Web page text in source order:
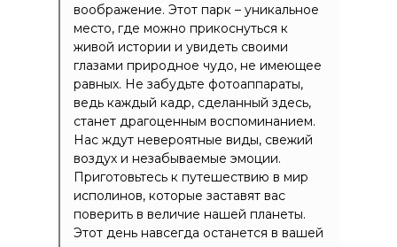
воображение. Этот парк – уникальное
место, где можно прикоснуться к
живой истории и увидеть своими
глазами природное чудо, не имеющее
равных. Не забудьте фотоаппараты,
ведь каждый кадр, сделанный здесь,
станет драгоценным воспоминанием.
Нас ждут невероятные виды, свежий
воздух и незабываемые эмоции.
Приготовьтесь к путешествию в мир
исполинов, которые заставят вас
поверить в величие нашей планеты.
Этот день навсегда останется в вашей